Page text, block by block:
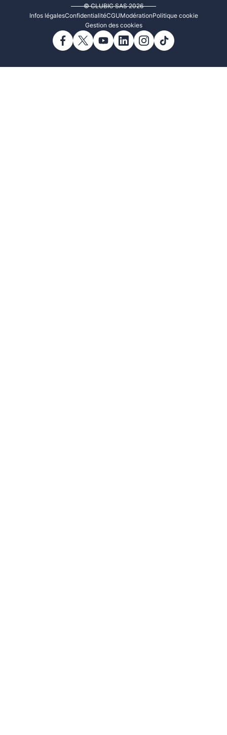
© CLUBIC SAS 2026
Infos légalesConfidentialitéCGUModérationPolitique cookie
Gestion des cookies